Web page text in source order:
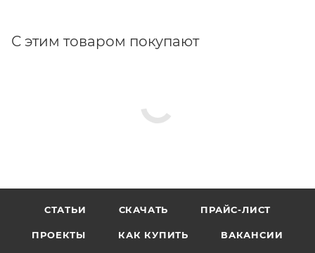
С этим товаром покупают
СТАТЬИ СКАЧАТЬ ПРАЙС-ЛИСТ
ПРОЕКТЫ КАК КУПИТЬ ВАКАНСИИ